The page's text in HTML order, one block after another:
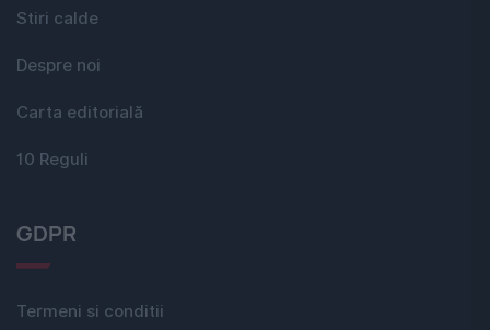
Stiri calde
Despre noi
Carta editorială
10 Reguli
GDPR
Termeni si conditii